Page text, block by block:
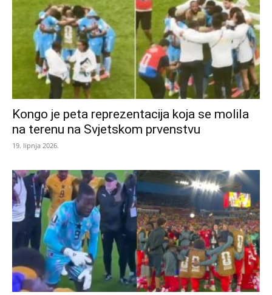
Kongo je peta reprezentacija koja se molila
na terenu na Svjetskom prvenstvu
19. lipnja 2026.